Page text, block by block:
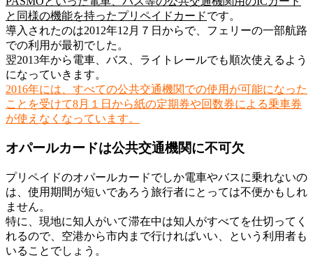
と同様の機能を持ったプリペイドカードです。
導入されたのは2012年12月７日からで、フェリーの一部航路
での利用が最初でした。
翌2013年から電車、バス、ライトレールでも順次使えるよう
になっていきます。
2016年には、 すべての公共交通機関での使用が可能になった
ことを受けて8月１日から紙の定期券や回数券による乗車券
が使えなくなっています。
オパールカードは公共交通機関に不可欠
プリペイドのオパールカードでしか電車やバスに乗れないの
は、 使用期間が短いであろう旅行者にとっては不便かもしれ
ません。
特に、現地に知人がいて滞在中は知人がすべてを仕切ってく
れるので、空港から市内まで行ければいい、という利用者も
いることでしょう。